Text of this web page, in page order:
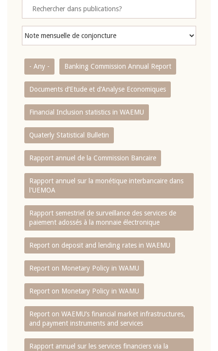
- Any - Banking Commission Annual Report
Documents d’Etude et d’Analyse Economiques
Financial Inclusion statistics in WAEMU
Quaterly Statistical Bulletin
Rapport annuel de la Commission Bancaire
Rapport annuel sur la monétique interbancaire dans
l'UEMOA
Rapport semestriel de surveillance des services de
paiement adossés à la monnaie électronique
Report on deposit and lending rates in WAEMU
Report on Monetary Policy in WAMU
Report on Monetary Policy in WAMU
Report on WAEMU’s financial market infrastructures,
and payment instruments and services
Rapport annuel sur les services financiers via la